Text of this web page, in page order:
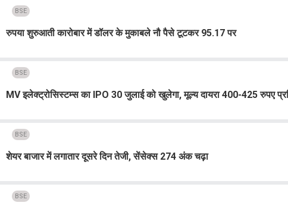
BSE
रुपया शुरुआती कारोबार में डॉलर के मुकाबले नौ पैसे टूटकर 95.17 पर
BSE
MV इलेक्ट्रोसिस्टम्स का IPO 30 जुलाई को खुलेगा, मूल्य दायरा 400-425 रुपए
BSE
शेयर बाजार में लगातार दूसरे दिन तेजी, सेंसेक्स 274 अंक चढ़ा
BSE